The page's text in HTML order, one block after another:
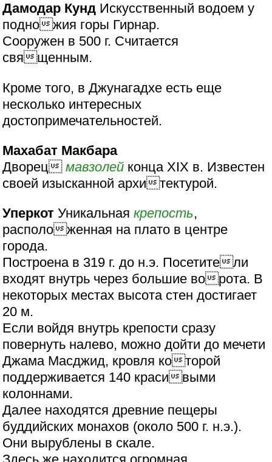
Дамодар Кунд Искусственный водоем у
подножия горы Гирнар.
Сооружен в 500 г. Считается
священным.
Кроме того, в Джунагадхе есть еще
несколько интересных
достопримечательностей.
Махабат Макбара
Дворец мавзолей конца XIX в. Известен
своей изысканной архитектурой.
Уперкот Уникальнаякрепость,
расположенная на плато в центре
города.
Построена в 319 г. до н.э. Посетители
входят внутрь через большие ворота. В
некоторых местах высота стен достигает
20 м.
Если войдя внутрь крепости сразу
повернуть налево, можно дойти до мечети
Джама Масджид, кровля которой
поддерживается 140 красивыми
колоннами.
Далее находятся древние пещеры
буддийских монахов (около 500 г. н.э.).
Они вырублены в скале.